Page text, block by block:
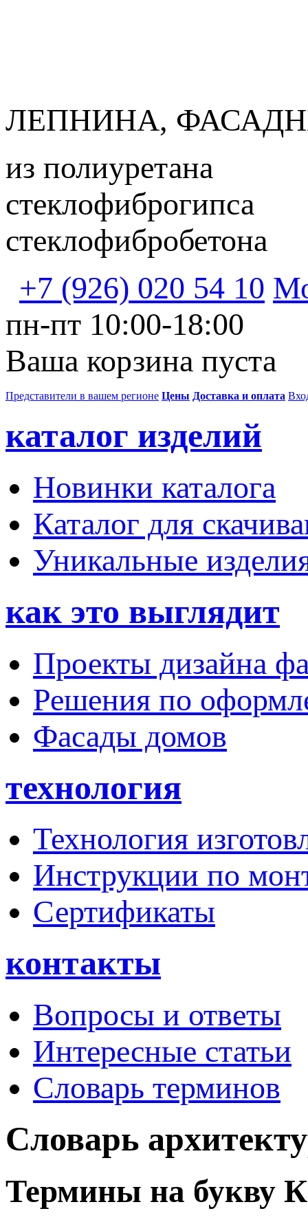
ЛЕПНИНА,
из полиуретана
стеклофиброгипса
стеклофибробетона
+7 (926) 020 54 10
пн-пт 10:00-18:00
Ваша корзина пуста
Представители в вашем регионе Цены Доставка и оплата
каталог изделий
Новинки каталога
Каталог для
Уникальные
как это выглядит
Проекты дизайна
Решения по
Фасады домов
технология
Технология
Инструкции по
Сертификаты
контакты
Вопросы и ответы
Интересные статьи
Словарь терминов
Словарь
Термины на букву К